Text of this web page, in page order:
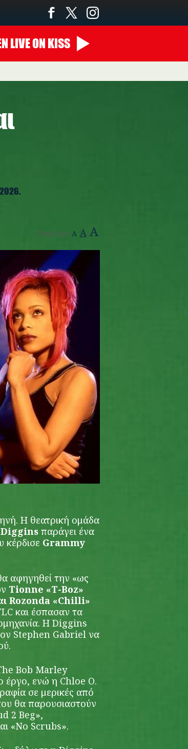
- 07:00
LIVEON KISS
Text Size: A A A
Η θεατρική ομάδα
παράγει ένα
κέρδισε Grammy
αφηγηθεί την «ως
Tionne «T-Boz»
Rozonda «Chilli»
και έσπασαν τα
Η Diggins
Stephen Gabriel να
Bob Marley
έργο, ενώ η Chloe O.
σε μερικές από
θα παρουσιαστούν
2 Beg»,
«No Scrubs».